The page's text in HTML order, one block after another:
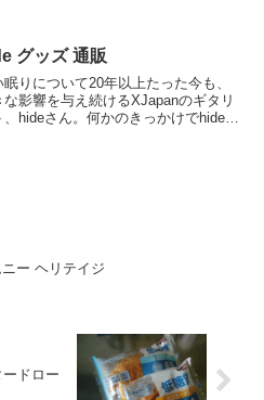
グッズ 通販
眠りについて20年以上たった今も、
な影響を与え続けるXJapanのギタリ
、hideさん。何かのきっかけでhideさ
ニー ヘリテイジ
ドロー